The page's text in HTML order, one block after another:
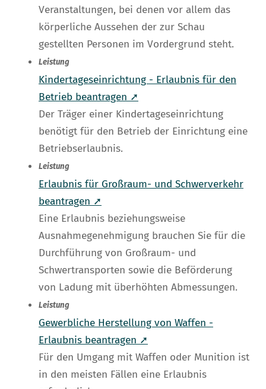
Veranstaltungen, bei denen vor allem das
körperliche Aussehen der zur Schau
gestellten Personen im Vordergrund steht.
Leistung
Kindertageseinrichtung - Erlaubnis für den
Betrieb beantragen ➚
Der Träger einer Kindertageseinrichtung
benötigt für den Betrieb der Einrichtung eine
Betriebserlaubnis.
Leistung
Erlaubnis für Großraum- und Schwerverkehr
beantragen ➚
Eine Erlaubnis beziehungsweise
Ausnahmegenehmigung brauchen Sie für die
Durchführung von Großraum- und
Schwertransporten sowie die Beförderung
von Ladung mit überhöhten Abmessungen.
Leistung
Gewerbliche Herstellung von Waffen -
Erlaubnis beantragen ➚
Für den Umgang mit Waffen oder Munition ist
in den meisten Fällen eine Erlaubnis